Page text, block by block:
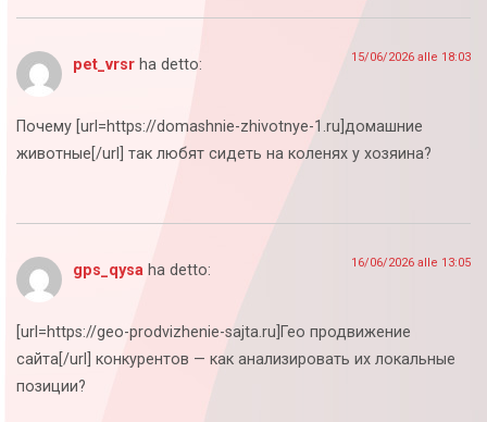
pet_vrsr ha detto: 15/06/2026 alle 18:03
Почему [url=https://domashnie-zhivotnye-1.ru]домашние
животные[/url] так любят сидеть на коленях у хозяина?
gps_qysa ha detto: 16/06/2026 alle 13:05
[url=https://geo-prodvizhenie-sajta.ru]Гео продвижение
сайта[/url] конкурентов — как анализировать их локальные
позиции?